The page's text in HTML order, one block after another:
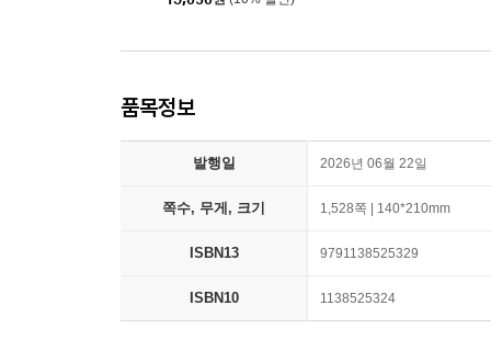
품목정보
발행일 2026년 06월 22일
쪽수, 무게, 크기 1,528쪽 | 140*210mm
ISBN13 9791138525329
ISBN10 1138525324